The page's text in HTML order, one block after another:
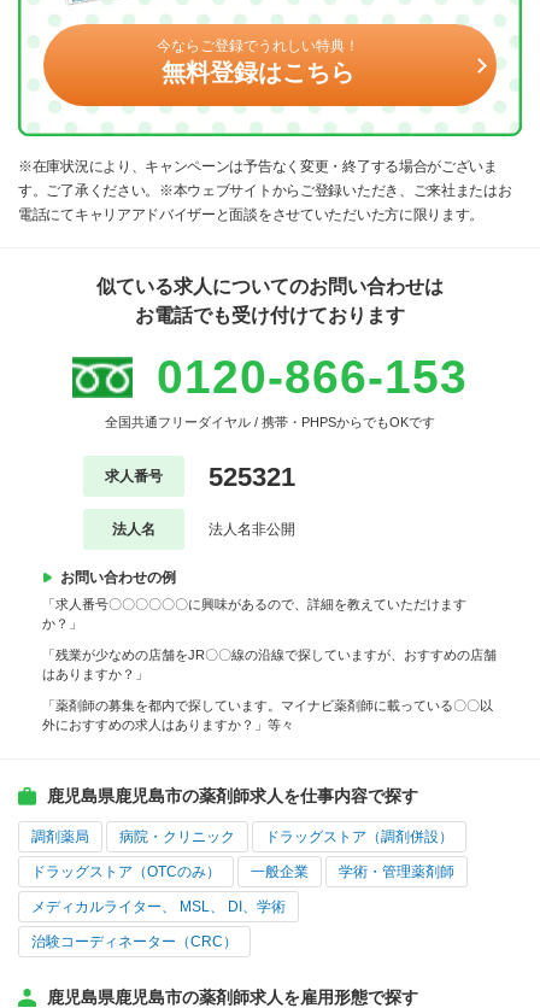
今ならご登録でうれしい特典！
無料登録はこちら
※在庫状況により、キャンペーンは予告なく変更・終了する場合がございま
す。ご了承ください。※本ウェブサイトからご登録いただき、ご来社またはお
電話にてキャリアアドバイザーと面談をさせていただいた方に限ります。
似ている求人についてのお問い合わせは
お電話でも受け付けております
0120-866-153
全国共通フリーダイヤル / 携帯・PHPSからでもOKです
求人番号 525321
法人名 法人名非公開
お問い合わせの例
「求人番号〇〇〇〇〇〇に興味があるので、詳細を教えていただけます
か？」
「残業が少なめの店舗をJR〇〇線の沿線で探していますが、おすすめの店舗
はありますか？」
「薬剤師の募集を都内で探しています。マイナビ薬剤師に載っている〇〇以
外におすすめの求人はありますか？」等々
鹿児島県鹿児島市の薬剤師求人を仕事内容で探す
調剤薬局 病院・クリニック ドラッグストア（調剤併設）
ドラッグストア（OTCのみ） 一般企業 学術・管理薬剤師
メディカルライター、 MSL、 DI、学術
治験コーディネーター（CRC）
鹿児島県鹿児島市の薬剤師求人を雇用形態で探す